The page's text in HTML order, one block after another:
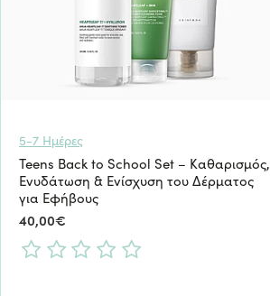
5-7 Ημέρες
Teens Back to School Set – Καθαρισμός,
Ενυδάτωση & Ενίσχυση του Δέρματος
για Εφήβους
40,00€